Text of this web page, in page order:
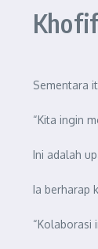
Sementara
“Kita ingin
Ini adalah
Ia berharap
“Kolaborasi